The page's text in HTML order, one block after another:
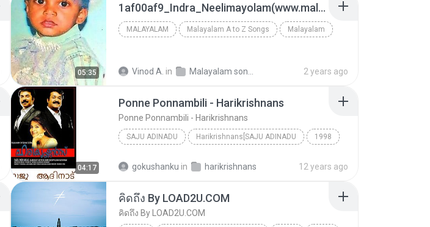
05:35
1af00af9_Indra_Neelimayolam(www.malayalamold.blogspot.com)_(1).mp3
MALAYALAM Malayalam A to Z Songs Malayalam
Vinod A. in 2 years ago
04:17
Ponne Ponnambili - Harikrishnans
Ponne Ponnambili - Harikrishnans
SAJU ADINADU Harikrishnans[SAJU ADINADU 1998
gokushanku in harikrishnans 12 years ago
คิดถึง By LOAD2U.COM
คิดถึง By LOAD2U.COM